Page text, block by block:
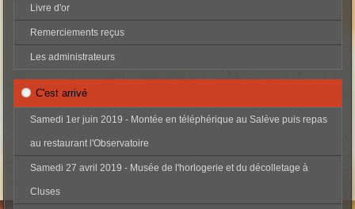
Livre d'or
Remerciements reçus
Les administrateurs
C'est arrivé
Samedi 1er juin 2019 - Montée en téléphérique au Salève puis repas
au restaurant l'Observatoire
Samedi 27 avril 2019 - Musée de l'horlogerie et du décolletage à
Cluses